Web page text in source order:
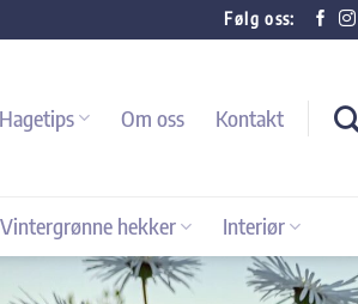
Følg oss:
Om oss Kontakt
Vintergrønne hekker Interiør